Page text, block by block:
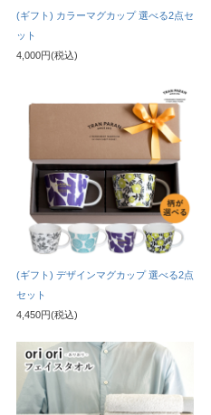
(ギフト) カラーマグカップ 選べる2点セ
ット
4,000円(税込)
(ギフト) デザインマグカップ 選べる2点
セット
4,450円(税込)